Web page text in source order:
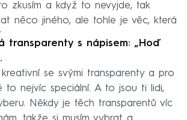
zkusím a když to nevyjde, tak
něco jiného, ale tohle je věc, která
transparenty s nápisem: „Hoď
se svými transparenty a pro
to nejvíc speciální. A to jsou ti lidi,
Někdy je těch transparentů víc